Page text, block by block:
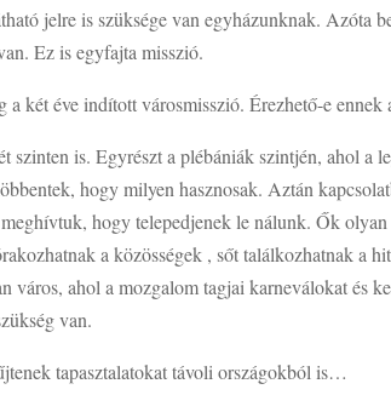
jelre is szüksége van egyházunknak. Azóta
Ez is egyfajta misszió.
a két éve indított városmisszió. Érezhető-e
szinten is. Egyrészt a plébániák szintjén, ahol a
hogy milyen hasznosak. Aztán
hogy telepedjenek le nálunk. Ők
a közösségek , sőt találkozhatnak a
város, ahol a mozgalom tagjai karneválokat és
van.
tapasztalatokat távoli országokból is…